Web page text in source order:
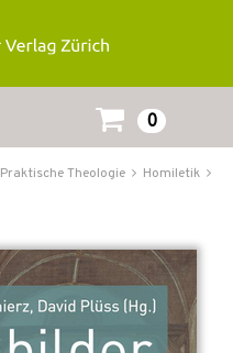
0
Praktische Theologie
Homiletik